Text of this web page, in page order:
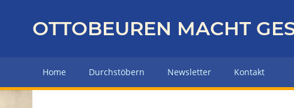
z
OTTOBEUREN MACHT
Home Durchstöbern Newsletter Kontakt